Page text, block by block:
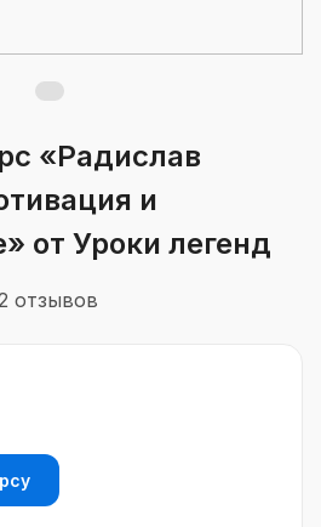
«Радислав
и
от Уроки легенд
отзывов